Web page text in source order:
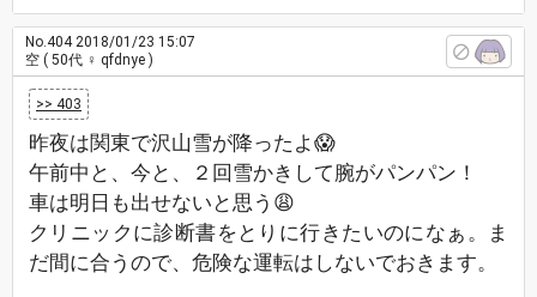
No.4042018/01/23 15:07
空 ( 50代 ♀ qfdnye )
>> 403
昨夜は関東で沢山雪が降ったよ😱
午前中と、今と、２回雪かきして腕がパンパン！
車は明日も出せないと思う😩
クリニックに診断書をとりに行きたいのになぁ。ま
だ間に合うので、危険な運転はしないでおきます。